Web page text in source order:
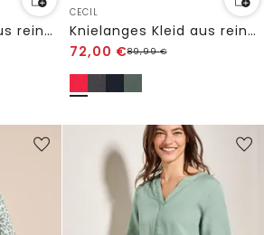
Knielanges Kleid aus reinem Leinen
CECIL
Knielanges Kleid aus reinem Leinen
72,00 €89,99€